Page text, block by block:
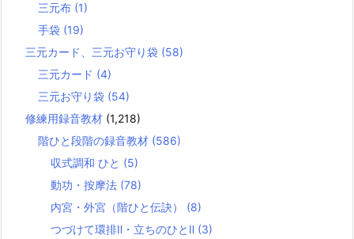
三元布 (1)
手袋 (19)
三元カード、三元お守り袋 (58)
三元カード (4)
三元お守り袋 (54)
修練用録音教材 (1,218)
階ひと段階の録音教材 (586)
収式調和 ひと (5)
動功・按摩法 (78)
内宮・外宮（階ひと伝訣） (8)
つづけて環排Ⅱ・立ちのひとⅡ (3)